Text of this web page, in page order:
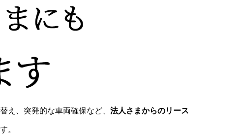
え、突発的な車両確保など、 法人さまからのリース
。